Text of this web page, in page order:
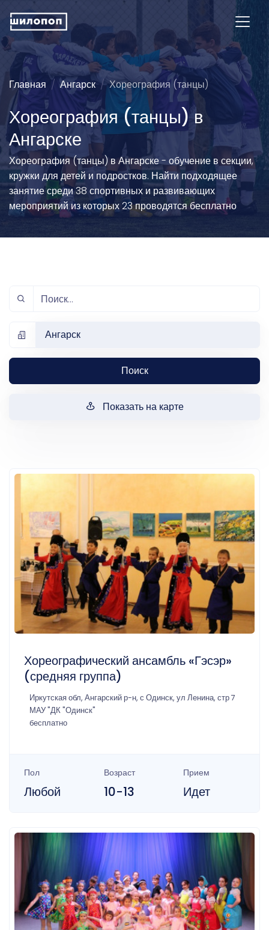
Главная Ангарск Хореография (танцы)
Хореография (танцы) в
Ангарске
Хореография (танцы) в Ангарске - обучение в секции,
кружки для детей и подростков. Найти подходящее
занятие среди 38 спортивных и развивающих
мероприятий из которых 23 проводятся бесплатно
Ангарск
Поиск
Показать на карте
Хореографический ансамбль «Гэсэр»
(средняя группа)
Иркутская обл, Ангарский р-н, с Одинск, ул Ленина, стр 7
МАУ "ДК "Одинск"
бесплатно
Пол
Любой
Возраст
10-13
Прием
Идет